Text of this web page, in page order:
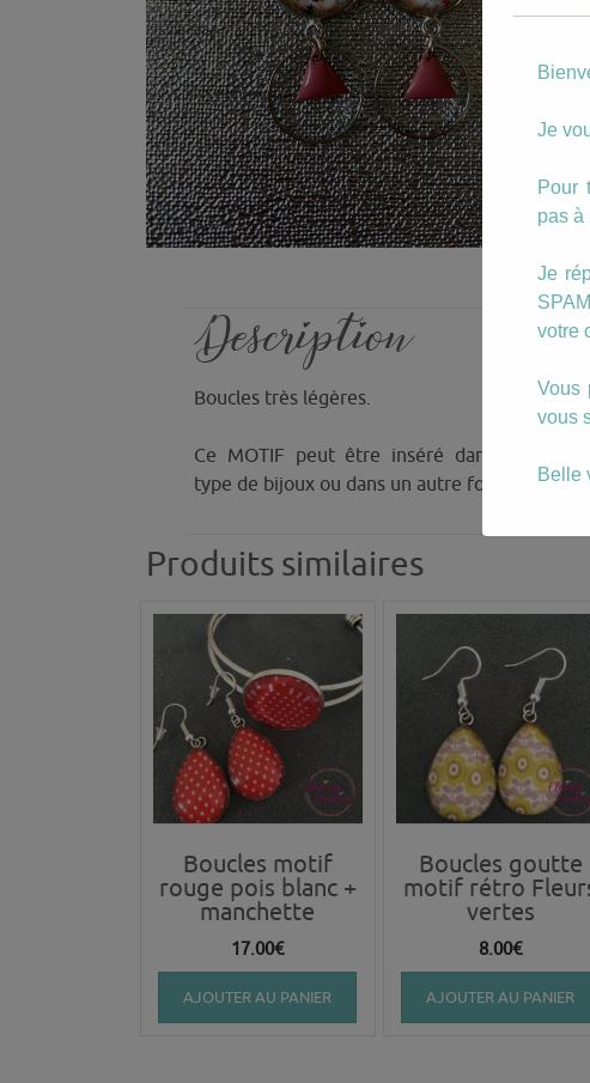
Description
Boucles très légères.
Ce MOTIF peut être inséré dans n’importe
type de bijoux ou dans un autre format de
Produits similaires
Boucles motif
rouge pois blanc +
manchette
17.00€
AJOUTER AU PANIER
Boucles goutte
motif rétro
vertes
8.00€
AJOUTER AU PANIER
Je
Pour
pas à
Je
votre
Vous
vous
Belle